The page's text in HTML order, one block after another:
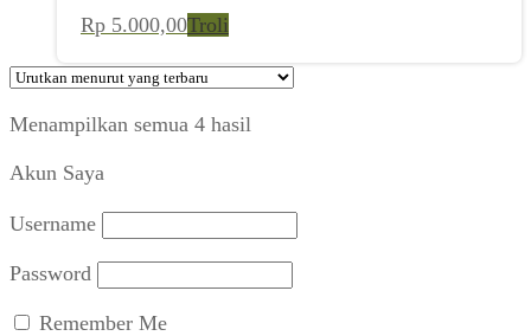
Rp 5.000,00Troli
Menampilkan semua 4 hasil
Akun Saya
Username
Password
Remember Me